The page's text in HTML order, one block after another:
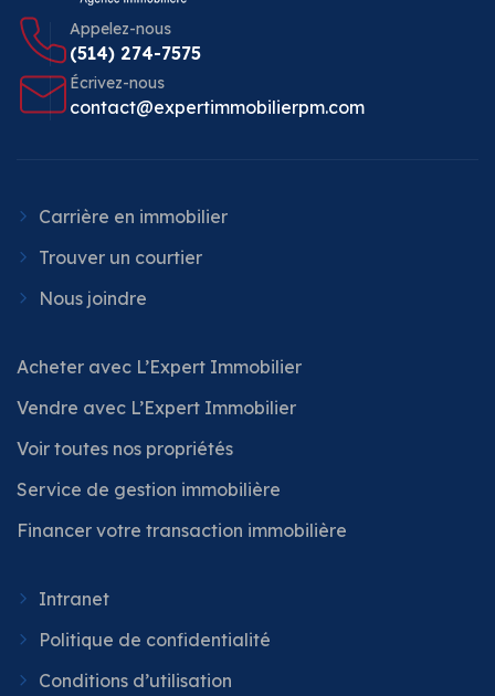
Appelez-nous
(514) 274-7575
Écrivez-nous
contact@expertimmobilierpm.com
Carrière en immobilier
Trouver un courtier
Nous joindre
Acheter avec L’Expert Immobilier
Vendre avec L’Expert Immobilier
Voir toutes nos propriétés
Service de gestion immobilière
Financer votre transaction immobilière
Intranet
Politique de confidentialité
Conditions d’utilisation